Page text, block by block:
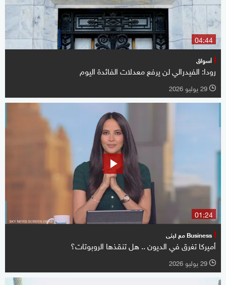
04:44
أسواق
رودا: الفيدرالي لن يرفع معدلات الفائدة اليوم
l 29 يوليو 2026
01:24
Business مع لبنى
أميركا تغرق في الديون .. هل تنقذها الروبوتات؟
l 29 يوليو 2026